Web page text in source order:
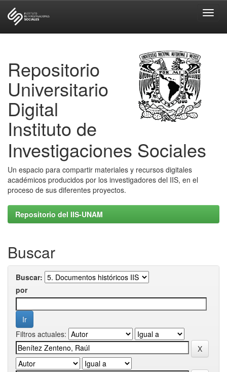
Repositorio
Universitario
Digital
Instituto de
Investigaciones Sociales
Un espacio para compartir materiales y recursos digitales
académicos producidos por los investigadores del IIS, en el
proceso de sus diferentes proyectos.
Repositorio del IIS-UNAM
Buscar
Buscar:
por
Filtros actuales: